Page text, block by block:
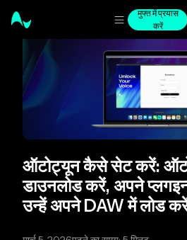
मुफ्त में प्रयास
करें
ऑटोट्यून कैसे सेट करें:
डाउनलोड करें, अपने
उन्हें अपने DAW में लोड